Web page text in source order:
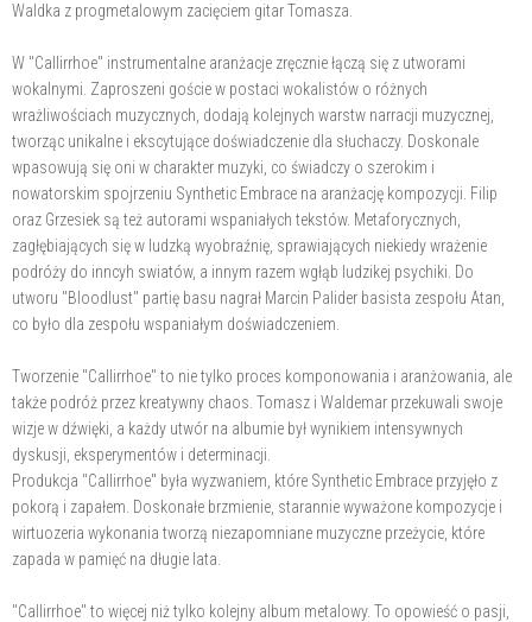
Waldka z progmetalowym zacięciem gitar Tomasza.
W "Callirrhoe" instrumentalne aranżacje zręcznie łączą się z utworami
wokalnymi. Zaproszeni goście w postaci wokalistów o różnych
wrażliwościach muzycznych, dodają kolejnych warstw narracji muzycznej,
tworząc unikalne i ekscytujące doświadczenie dla słuchaczy. Doskonale
wpasowują się oni w charakter muzyki, co świadczy o szerokim i
nowatorskim spojrzeniu Synthetic Embrace na aranżację kompozycji. Filip
oraz Grzesiek są też autorami wspaniałych tekstów. Metaforycznych,
zagłębiających się w ludzką wyobraźnię, sprawiających niekiedy wrażenie
podróży do inncyh swiatów, a innym razem wgłąb ludzikej psychiki. Do
utworu "Bloodlust" partię basu nagrał Marcin Palider basista zespołu Atan,
co było dla zespołu wspaniałym doświadczeniem.
Tworzenie "Callirrhoe" to nie tylko proces komponowania i aranżowania, ale
także podróż przez kreatywny chaos. Tomasz i Waldemar przekuwali swoje
wizje w dźwięki, a każdy utwór na albumie był wynikiem intensywnych
dyskusji, eksperymentów i determinacji.
Produkcja "Callirrhoe" była wyzwaniem, które Synthetic Embrace przyjęło z
pokorą i zapałem. Doskonałe brzmienie, starannie wyważone kompozycje i
wirtuozeria wykonania tworzą niezapomniane muzyczne przeżycie, które
zapada w pamięć na długie lata.
"Callirrhoe" to więcej niż tylko kolejny album metalowy. To opowieść o pasji,